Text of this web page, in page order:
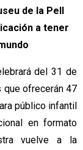
de la Pell
a tener
del 31 de
que ofrecerán 47
público infantil
en formato
vuelve a la